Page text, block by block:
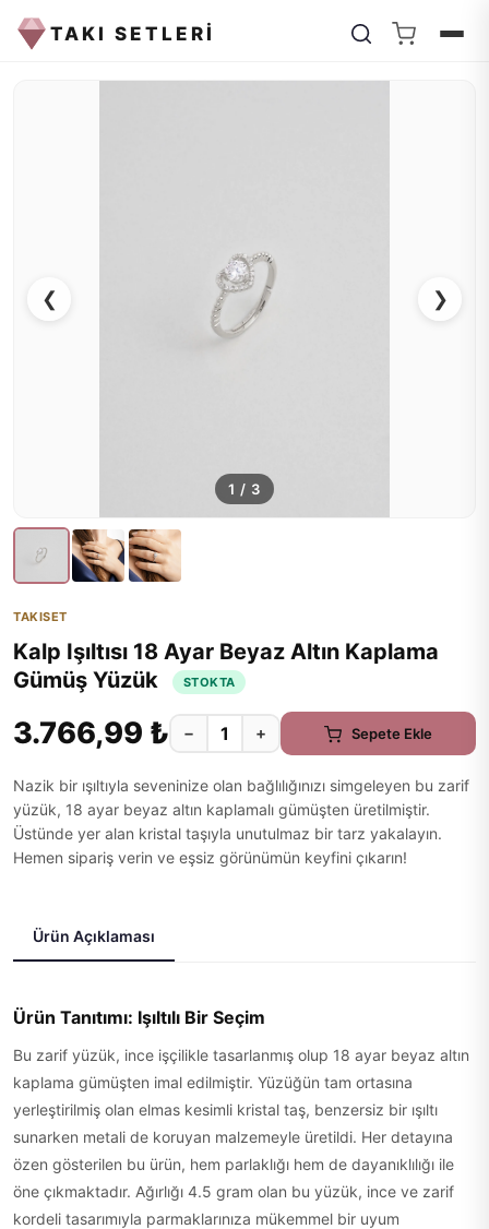
TAKI SETLERİ
❮ ❯
1 / 3
TAKISET
Kalp Işıltısı 18 Ayar Beyaz Altın Kaplama
Gümüş Yüzük
STOKTA
3.766,99 ₺ − + Sepete Ekle
Nazik bir ışıltıyla seveninize olan bağlılığınızı simgeleyen bu zarif
yüzük, 18 ayar beyaz altın kaplamalı gümüşten üretilmiştir.
Üstünde yer alan kristal taşıyla unutulmaz bir tarz yakalayın.
Hemen sipariş verin ve eşsiz görünümün keyfini çıkarın!
Ürün Açıklaması
Ürün Tanıtımı: Işıltılı Bir Seçim
Bu zarif yüzük, ince işçilikle tasarlanmış olup 18 ayar beyaz altın
kaplama gümüşten imal edilmiştir. Yüzüğün tam ortasına
yerleştirilmiş olan elmas kesimli kristal taş, benzersiz bir ışıltı
sunarken metali de koruyan malzemeyle üretildi. Her detayına
özen gösterilen bu ürün, hem parlaklığı hem de dayanıklılığı ile
öne çıkmaktadır. Ağırlığı 4.5 gram olan bu yüzük, ince ve zarif
kordeli tasarımıyla parmaklarınıza mükemmel bir uyum